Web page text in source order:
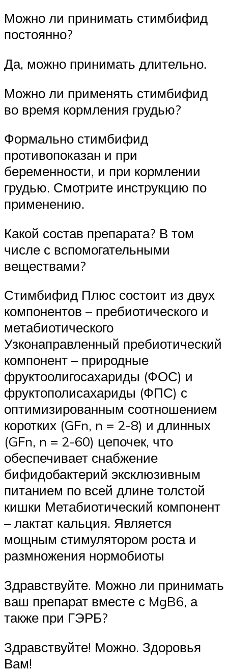
Можно ли принимать стимбифид
постоянно?
Да, можно принимать длительно.
Можно ли применять стимбифид
во время кормления грудью?
Формально стимбифид
противопоказан и при
беременности, и при кормлении
грудью. Смотрите инструкцию по
применению.
Какой состав препарата? В том
числе с вспомогательными
веществами?
Стимбифид Плюс состоит из двух
компонентов – пребиотического и
метабиотического
Узконаправленный пребиотический
компонент – природные
фруктоолигосахариды (ФОС) и
фруктополисахариды (ФПС) с
оптимизированным соотношением
коротких (GFn, n = 2-8) и длинных
(GFn, n = 2-60) цепочек, что
обеспечивает снабжение
бифидобактерий эксклюзивным
питанием по всей длине толстой
кишки Метабиотический компонент
– лактат кальция. Является
мощным стимулятором роста и
размножения нормобиоты
Здравствуйте. Можно ли принимать
ваш препарат вместе с MgB6, а
также при ГЭРБ?
Здравствуйте! Можно. Здоровья
Вам!